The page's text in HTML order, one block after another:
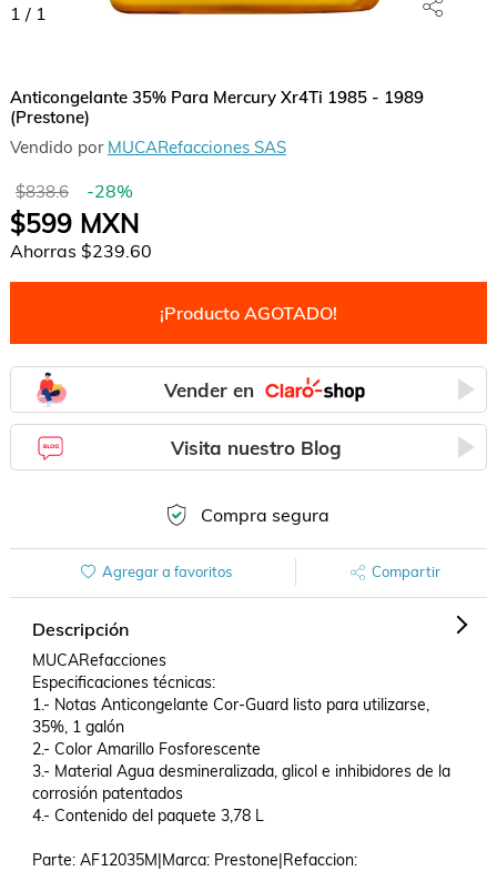
1 / 1
Anticongelante 35% Para Mercury Xr4Ti 1985 - 1989
(Prestone)
Vendido por MUCARefacciones SAS
$838.6 -28%
$599MXN
Ahorras $239.60
¡Producto AGOTADO!
Vender en
Visita nuestro Blog
Compra segura
Agregar a favoritos Compartir
Descripción
MUCARefacciones
Especificaciones técnicas:
1.- Notas Anticongelante Cor-Guard listo para utilizarse,
35%, 1 galón
2.- Color Amarillo Fosforescente
3.- Material Agua desmineralizada, glicol e inhibidores de la
corrosión patentados
4.- Contenido del paquete 3,78 L
Parte: AF12035M|Marca: Prestone|Refaccion: